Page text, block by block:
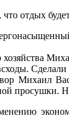
отдых
Михаил
просушки.